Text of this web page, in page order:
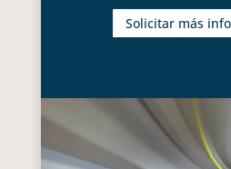
Solicitar más